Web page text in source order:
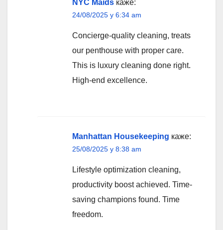
NYC Maids каже:
24/08/2025 у 6:34 am
Concierge-quality cleaning, treats
our penthouse with proper care.
This is luxury cleaning done right.
High-end excellence.
Manhattan Housekeeping каже:
25/08/2025 у 8:38 am
Lifestyle optimization cleaning,
productivity boost achieved. Time-
saving champions found. Time
freedom.